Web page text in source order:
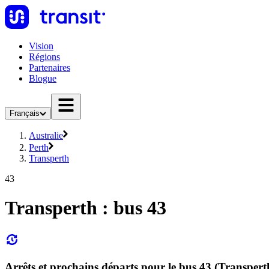
Vision
Régions
Partenaires
Blogue
Français
Australie
Perth
Transperth
43
Transperth : bus 43